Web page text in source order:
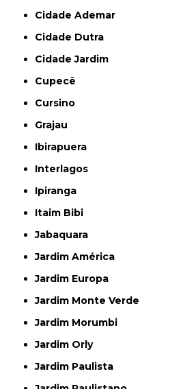
Cidade Ademar
Cidade Dutra
Cidade Jardim
Cupecê
Cursino
Grajau
Ibirapuera
Interlagos
Ipiranga
Itaim Bibi
Jabaquara
Jardim América
Jardim Europa
Jardim Monte Verde
Jardim Morumbi
Jardim Orly
Jardim Paulista